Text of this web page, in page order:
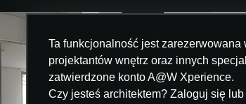
Ta funkcjonalność jest zarezerwowana
projektantów wnętrz oraz innych
zatwierdzone konto A@W Xperience.
Czy jesteś architektem? Zaloguj się